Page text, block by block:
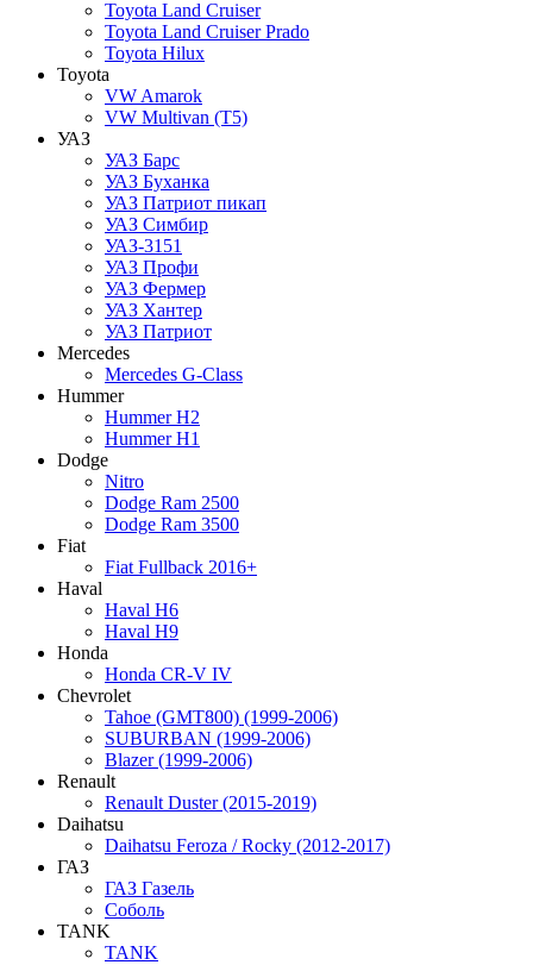
Toyota Land Cruiser
Toyota Land Cruiser Prado
Toyota Hilux
Toyota
VW Amarok
VW Multivan (T5)
УАЗ
УАЗ Барс
УАЗ Буханка
УАЗ Патриот пикап
УАЗ Симбир
УАЗ-3151
УАЗ Профи
УАЗ Фермер
УАЗ Хантер
УАЗ Патриот
Mercedes
Mercedes G-Class
Hummer
Hummer H2
Hummer H1
Dodge
Nitro
Dodge Ram 2500
Dodge Ram 3500
Fiat
Fiat Fullback 2016+
Haval
Haval H6
Haval H9
Honda
Honda CR-V IV
Chevrolet
Tahoe (GMT800) (1999-2006)
SUBURBAN (1999-2006)
Blazer (1999-2006)
Renault
Renault Duster (2015-2019)
Daihatsu
Daihatsu Feroza / Rocky (2012-2017)
ГАЗ
ГАЗ Газель
Соболь
TANK
TANK